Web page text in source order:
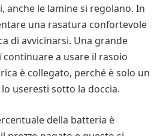
anche le lamine si regolano. In
una rasatura confortevole
di avvicinarsi. Una grande
continuare a usare il rasoio
è collegato, perché è solo un
useresti sotto la doccia.
della batteria è